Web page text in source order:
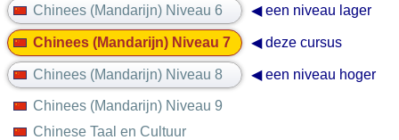
Chinees (Mandarijn) Niveau 6
◀ een niveau lager
Chinees (Mandarijn) Niveau 7 ◀ deze cursus
Chinees (Mandarijn) Niveau 8 ◀ een niveau hoger
Chinees (Mandarijn) Niveau 9
Chinese Taal en Cultuur